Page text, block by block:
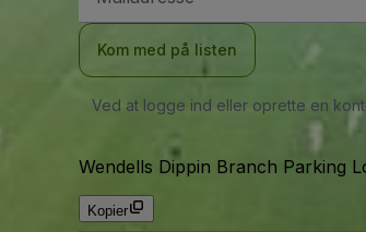
Kom med på listen
Ved at logge ind eller oprette en
Wendells Dippin Branch Parking
Kopier